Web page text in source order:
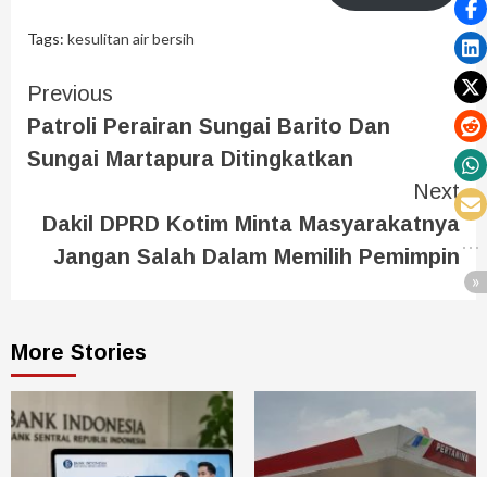
Tags: kesulitan air bersih
Previous
Patroli Perairan Sungai Barito Dan
Sungai Martapura Ditingkatkan
Next
Dakil DPRD Kotim Minta Masyarakatnya
Jangan Salah Dalam Memilih Pemimpin
More Stories